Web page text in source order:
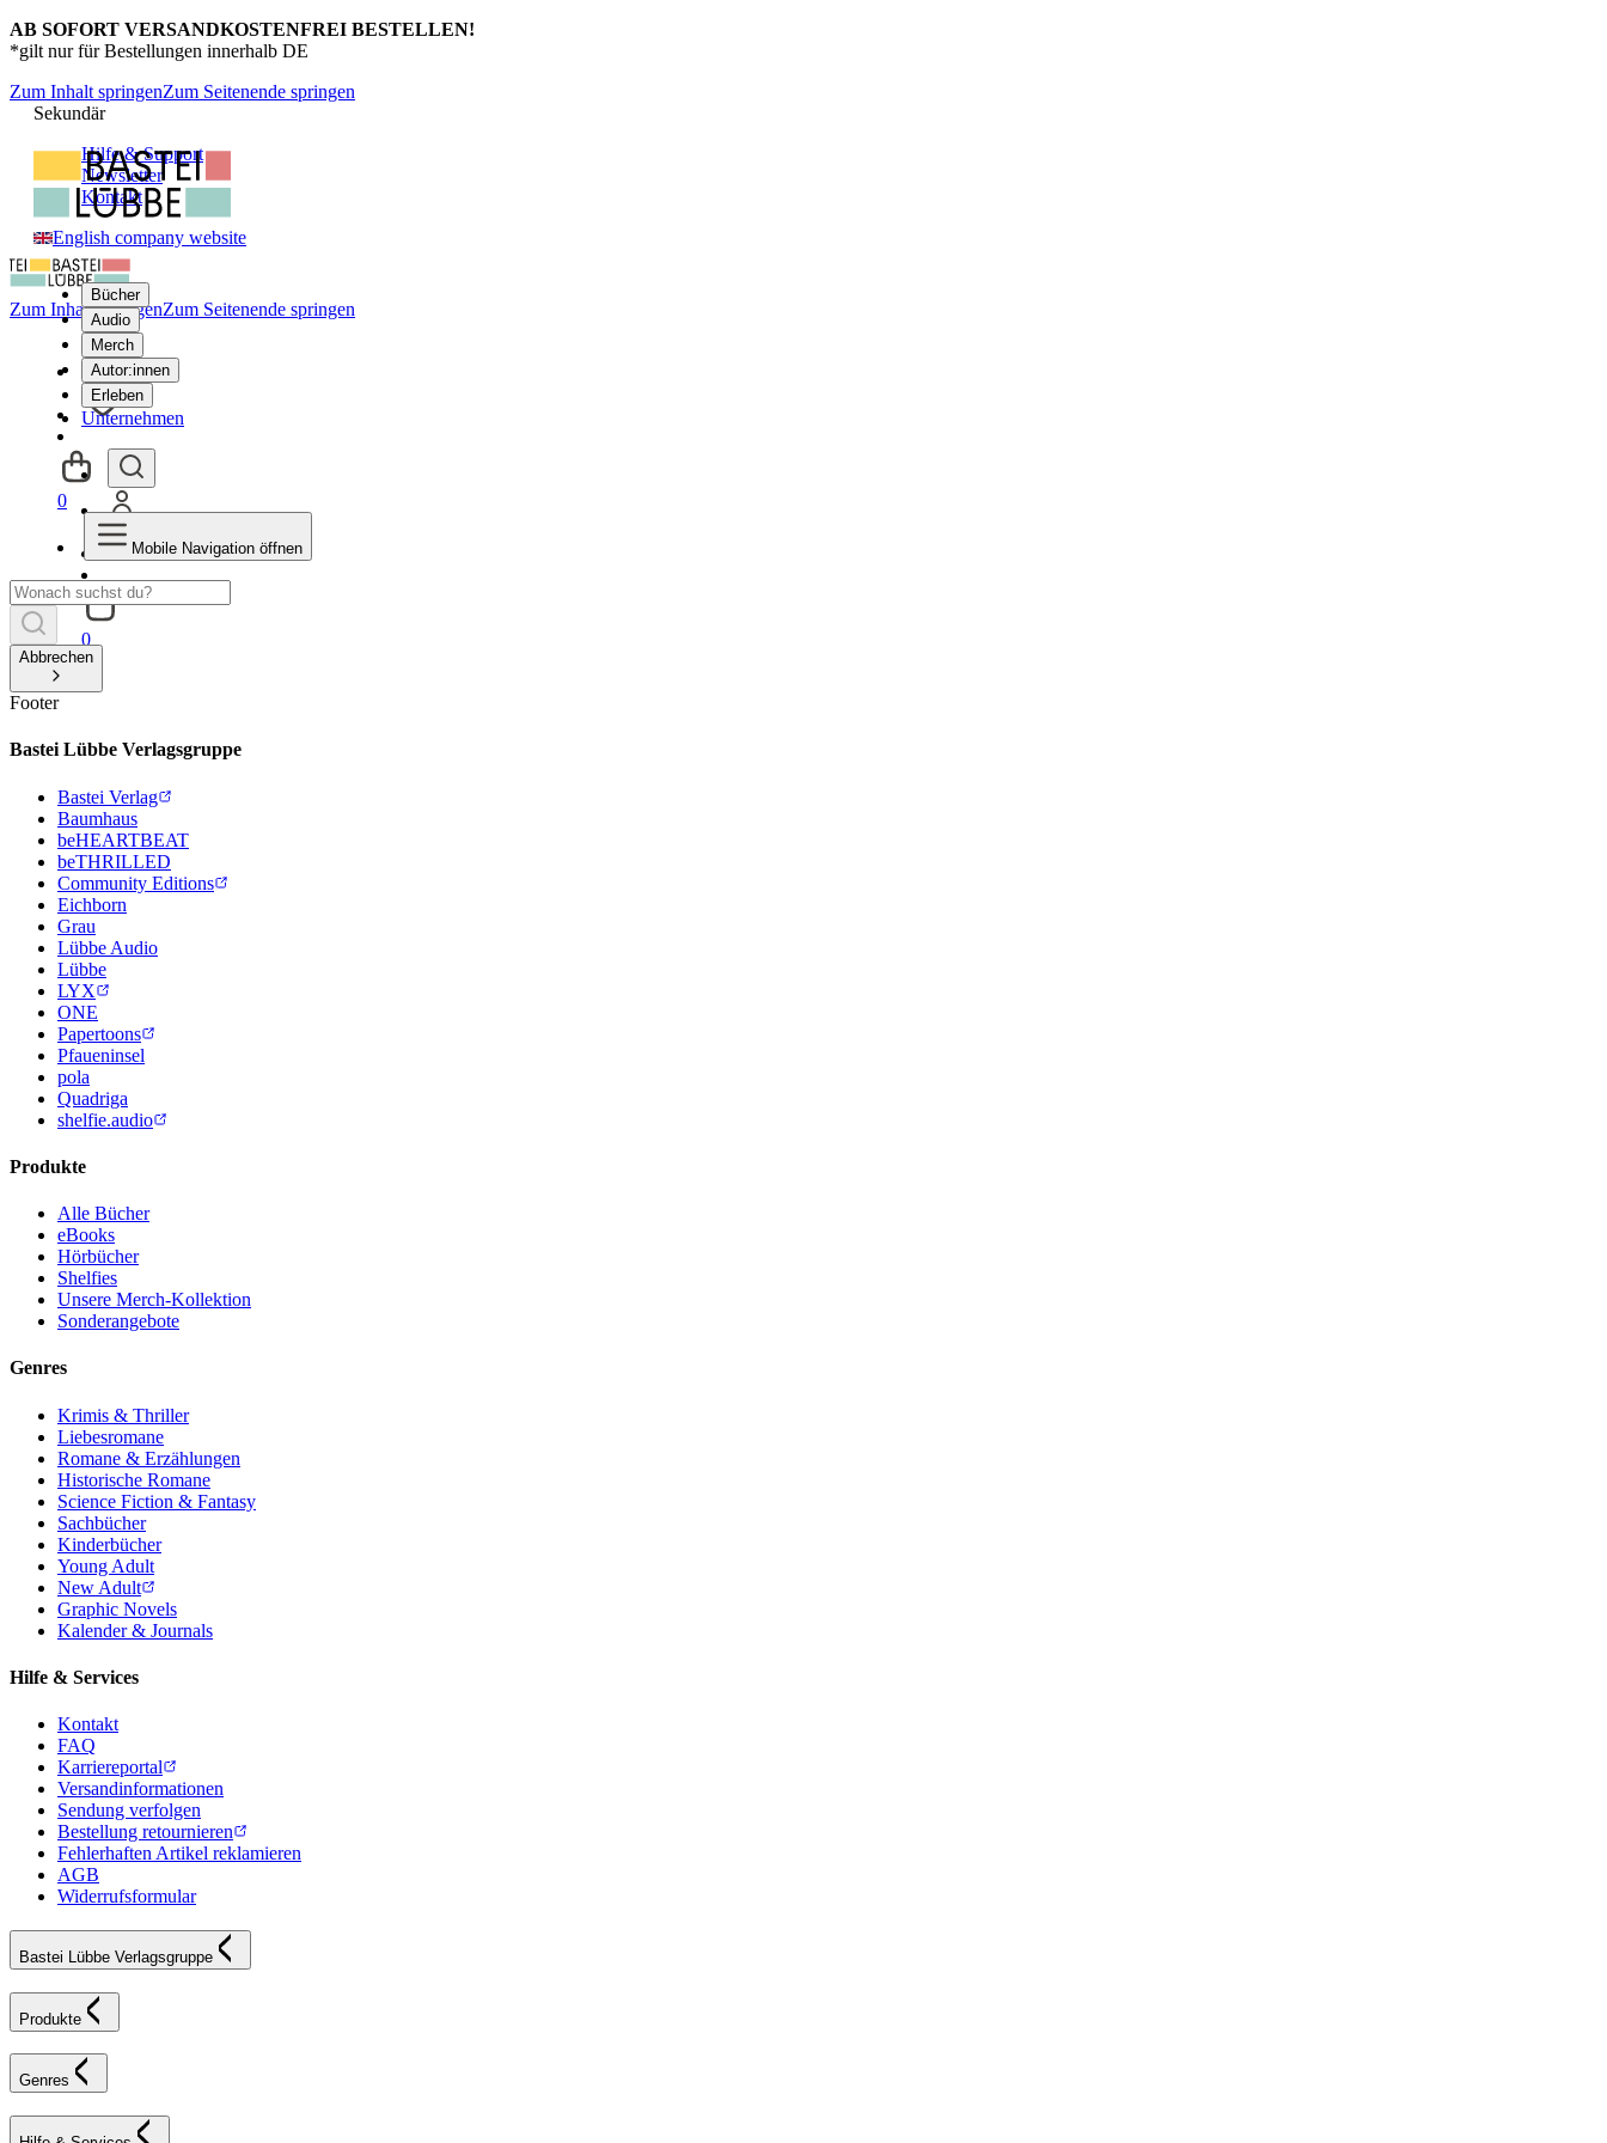
AB SOFORT VERSANDKOSTENFREI BESTELLEN!
*gilt nur für Bestellungen innerhalb DE
Zum Inhalt springenZum Seitenende springen
Sekundär
Hilfe & Support
Newsletter
Kontakt
English company website
Bücher
Audio
Merch
Autor:innen
Erleben
Unternehmen
0
Zum Inhalt springenZum Seitenende springen
0
Mobile Navigation öffnen
Abbrechen
Footer
Bastei Lübbe Verlagsgruppe
Bastei Verlag
Baumhaus
beHEARTBEAT
beTHRILLED
Community Editions
Eichborn
Grau
Lübbe Audio
Lübbe
LYX
ONE
Papertoons
Pfaueninsel
pola
Quadriga
shelfie.audio
Produkte
Alle Bücher
eBooks
Hörbücher
Shelfies
Unsere Merch-Kollektion
Sonderangebote
Genres
Krimis & Thriller
Liebesromane
Romane & Erzählungen
Historische Romane
Science Fiction & Fantasy
Sachbücher
Kinderbücher
Young Adult
New Adult
Graphic Novels
Kalender & Journals
Hilfe & Services
Kontakt
FAQ
Karriereportal
Versandinformationen
Sendung verfolgen
Bestellung retournieren
Fehlerhaften Artikel reklamieren
AGB
Widerrufsformular
Bastei Lübbe Verlagsgruppe
Produkte
Genres